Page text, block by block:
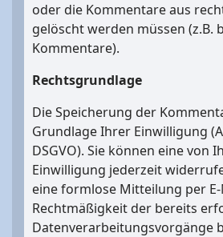
oder die Kommentare aus
gelöscht werden müssen (z.B.
Kommentare).
Rechtsgrundlage
Die Speicherung der
Grundlage Ihrer Einwilligung
DSGVO). Sie können eine von
Einwilligung jederzeit
eine formlose Mitteilung per
Rechtmäßigkeit der bereits
Datenverarbeitungsvorgänge